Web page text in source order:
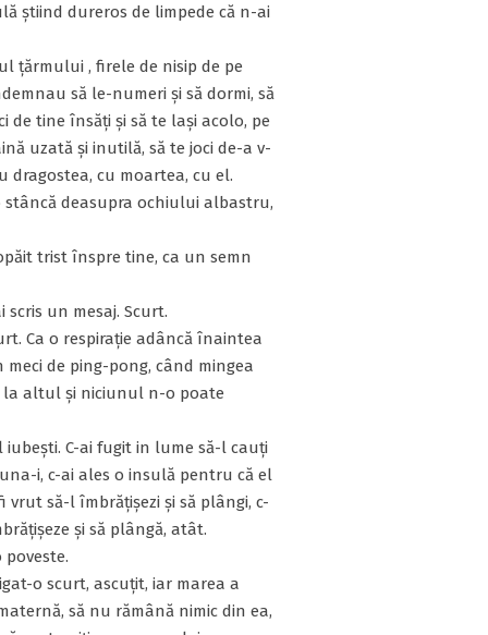
știind dureros de limpede că n-ai
țărmului , firele de nisip de pe
să le-numeri și să dormi, să
de tine însăți și să te lași acolo, pe
uzată și inutilă, să te joci de-a v-
dragostea, cu moartea, cu el.
stâncă deasupra ochiului albastru,
trist înspre tine, ca un semn
scris un mesaj. Scurt.
Ca o respirație adâncă înaintea
de ping-pong, când mingea
altul și niciunul n-o poate
C-ai fugit in lume să-l cauți
i, c-ai ales o insulă pentru că el
vrut să-l îmbrățișezi și să plângi, c-
și să plângă, atât.
poveste.
o scurt, ascuțit, iar marea a
să nu rămână nimic din ea,